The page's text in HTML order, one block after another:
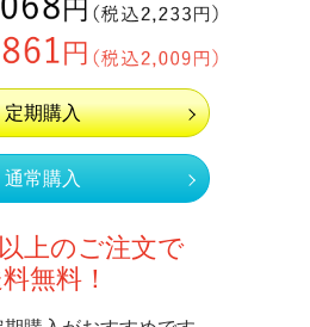
定期購入
通常購入
上のご注文で
無料！